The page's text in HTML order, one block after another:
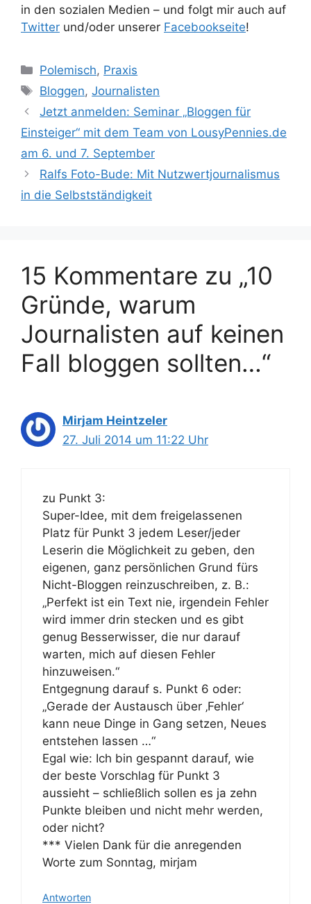
in den sozialen Medien – und folgt mir auch auf
Twitter und/oder unserer Facebookseite!
Kategorien
Polemisch, Praxis
Schlagwörter
Bloggen,Journalisten
Jetzt anmelden: Seminar „Bloggen für
Einsteiger“ mit dem Team von LousyPennies.de
am 6. und 7. September
Ralfs Foto-Bude: Mit Nutzwertjournalismus
in die Selbstständigkeit
15 Kommentare zu „10
Gründe, warum
Journalisten auf keinen
Fall bloggen sollten…“
Mirjam Heintzeler
27. Juli 2014 um 11:22 Uhr
zu Punkt 3:
Super-Idee, mit dem freigelassenen
Platz für Punkt 3 jedem Leser/jeder
Leserin die Möglichkeit zu geben, den
eigenen, ganz persönlichen Grund fürs
Nicht-Bloggen reinzuschreiben, z. B.:
„Perfekt ist ein Text nie, irgendein Fehler
wird immer drin stecken und es gibt
genug Besserwisser, die nur darauf
warten, mich auf diesen Fehler
hinzuweisen.“
Entgegnung darauf s. Punkt 6 oder:
„Gerade der Austausch über ‚Fehler‘
kann neue Dinge in Gang setzen, Neues
entstehen lassen …“
Egal wie: Ich bin gespannt darauf, wie
der beste Vorschlag für Punkt 3
aussieht – schließlich sollen es ja zehn
Punkte bleiben und nicht mehr werden,
oder nicht?
*** Vielen Dank für die anregenden
Worte zum Sonntag, mirjam
Antworten